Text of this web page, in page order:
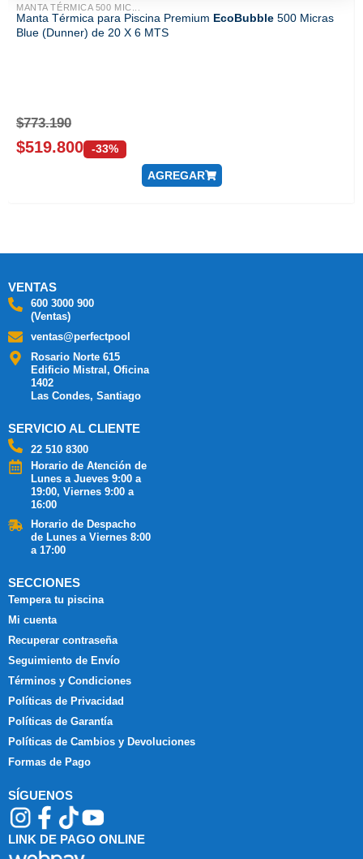
MANTA TÉRMICA 500 MIC...
Manta Térmica para Piscina Premium EcoBubble 500 Micras
Blue (Dunner) de 20 X 6 MTS
$773.190
$519.800 -33%
AGREGAR
VENTAS
600 3000 900
(Ventas)
ventas@perfectpool
Rosario Norte 615
Edificio Mistral, Oficina
1402
Las Condes, Santiago
SERVICIO AL CLIENTE
22 510 8300
Horario de Atención de
Lunes a Jueves 9:00 a
19:00, Viernes 9:00 a
16:00
Horario de Despacho
de Lunes a Viernes 8:00
a 17:00
SECCIONES
Tempera tu piscina
Mi cuenta
Recuperar contraseña
Seguimiento de Envío
Términos y Condiciones
Políticas de Privacidad
Políticas de Garantía
Políticas de Cambios y Devoluciones
Formas de Pago
SÍGUENOS
LINK DE PAGO ONLINE